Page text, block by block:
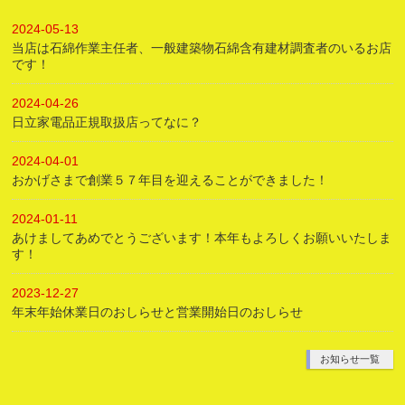
2024-05-13
当店は石綿作業主任者、一般建築物石綿含有建材調査者のいるお店
です！
2024-04-26
日立家電品正規取扱店ってなに？
2024-04-01
おかげさまで創業５７年目を迎えることができました！
2024-01-11
あけましてあめでとうございます！本年もよろしくお願いいたしま
す！
2023-12-27
年末年始休業日のおしらせと営業開始日のおしらせ
お知らせ一覧